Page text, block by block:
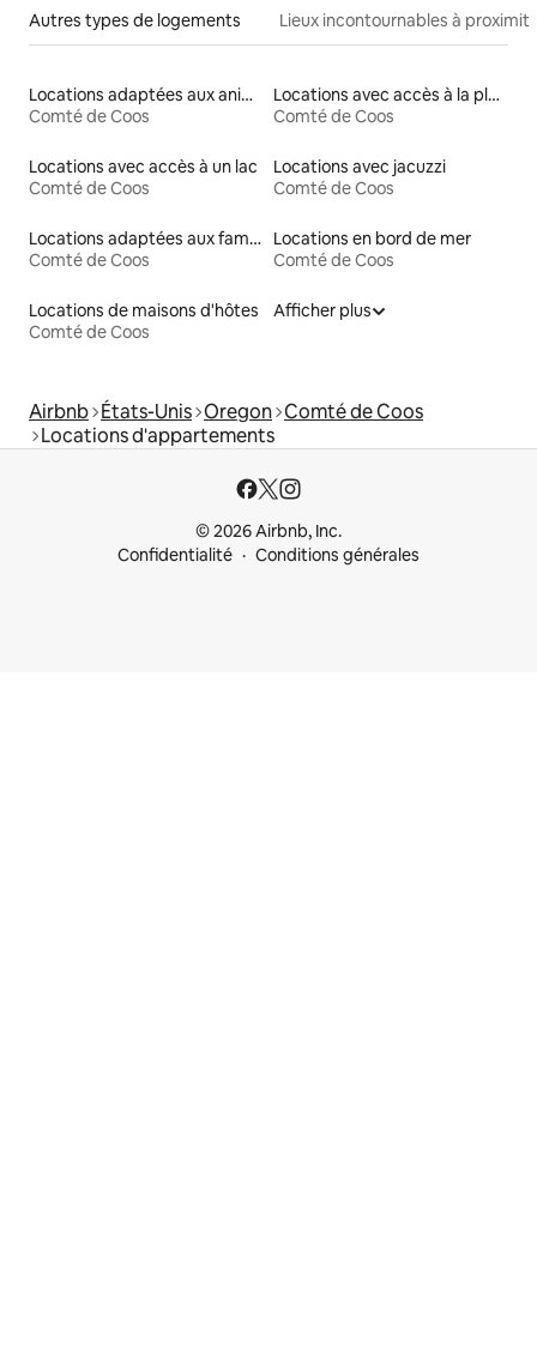
Autres types de logements Lieux incontournables à
Locations adaptées aux animaux
Comté de Coos
Locations avec accès à la plage
Comté de Coos
Locations avec accès à un lac
Comté de Coos
Locations avec jacuzzi
Comté de Coos
Locations adaptées aux familles
Comté de Coos
Locations en bord de mer
Comté de Coos
Locations de maisons d'hôtes
Comté de Coos
Afficher plus
Airbnb États-Unis Oregon Comté de Coos
Locations d'appartements
© 2026 Airbnb, Inc.
Confidentialité
Conditions générales